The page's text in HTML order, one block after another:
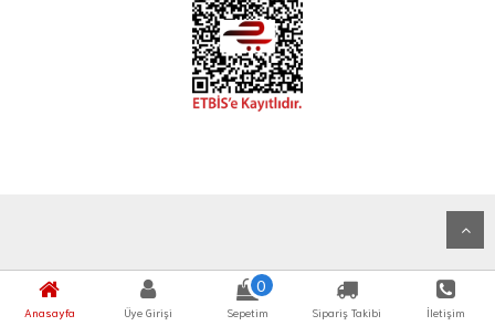
Anasayfa Üye Girişi
0
Sepetim Sipariş Takibi İletişim